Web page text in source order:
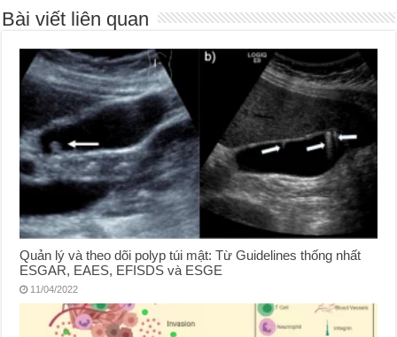
Bài viết liên quan
Quản lý và theo dõi polyp túi mật: Từ Guidelines thống nhất
ESGAR, EAES, EFISDS và ESGE
11/04/2022